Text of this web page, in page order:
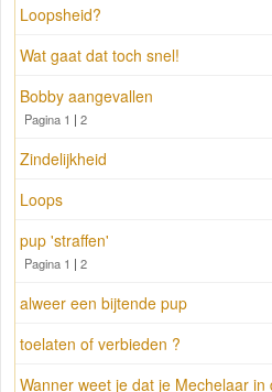
Loopsheid?
Wat gaat dat toch snel!
Bobby aangevallen
Pagina 1 | 2
Zindelijkheid
Loops
pup 'straffen'
Pagina 1 | 2
alweer een bijtende pup
toelaten of verbieden ?
Wanner weet je dat je Mechelaar in